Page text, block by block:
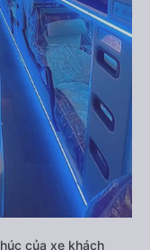
của xe khách